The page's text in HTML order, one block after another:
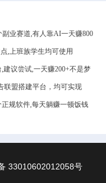
业赛道,有人靠AI一天赚800
,上班族学生均可使用
建议尝试,一天赚200+不是梦
联盟搭建平台，均可实现
规软件,每天躺赚一顿饭钱
33010602012058号